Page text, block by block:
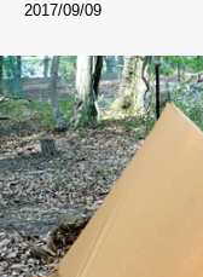
す
る
2017/09/09